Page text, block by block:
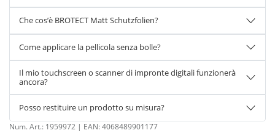
Che cos’è BROTECT Matt Schutzfolien?
Come applicare la pellicola senza bolle?
Il mio touchscreen o scanner di impronte digitali funzionerà
ancora?
Posso restituire un prodotto su misura?
Num. Art.: 1959972 | EAN:4068489901177